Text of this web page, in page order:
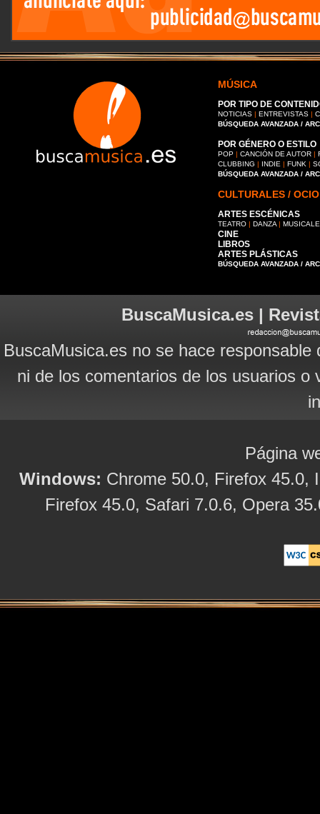
MÚSICA
POR TIPO DE
NOTICIAS | ENTREVISTAS |
BÚSQUEDA AVANZADA /
POR GÉNERO O ESTILO
POP | CANCIÓN DE AUTOR |
CLUBBING | INDIE | FUNK |
BÚSQUEDA AVANZADA /
CULTURALES / OCIO
ARTES ESCÉNICAS
TEATRO | DANZA |
CINE
LIBROS
ARTES PLÁSTICAS
BÚSQUEDA AVANZADA /
BuscaMusica.es |
BuscaMusica.es no se hace
ni de los comentarios de los usuarios
Página
Windows: Chrome 50.0, Firefox 45.0,
Firefox 45.0, Safari 7.0.6, Opera